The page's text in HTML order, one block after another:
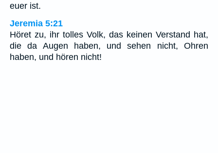
euer ist.
Jeremia 5:21
Höret zu, ihr tolles Volk, das keinen Verstand hat,
die da Augen haben, und sehen nicht, Ohren
haben, und hören nicht!